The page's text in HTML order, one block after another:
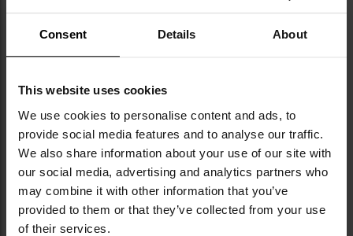
Consent Details About
This website uses cookies
We use cookies to personalise content and ads, to
provide social media features and to analyse our traffic.
We also share information about your use of our site with
our social media, advertising and analytics partners who
may combine it with other information that you’ve
provided to them or that they’ve collected from your use
of their services.
Розміри: 50 x 105 x 18 мм
Вага: 98 г з батарейками
Інформація про виробника та техніку безпеки
ТЕХНІЧНІ ДАНІ